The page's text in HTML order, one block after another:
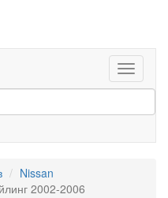
Меню
Nissan
2002-2006